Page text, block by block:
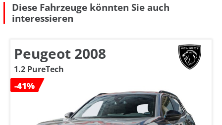
Diese Fahrzeuge könnten Sie auch
interessieren
Peugeot 2008
1.2 PureTech
-41%